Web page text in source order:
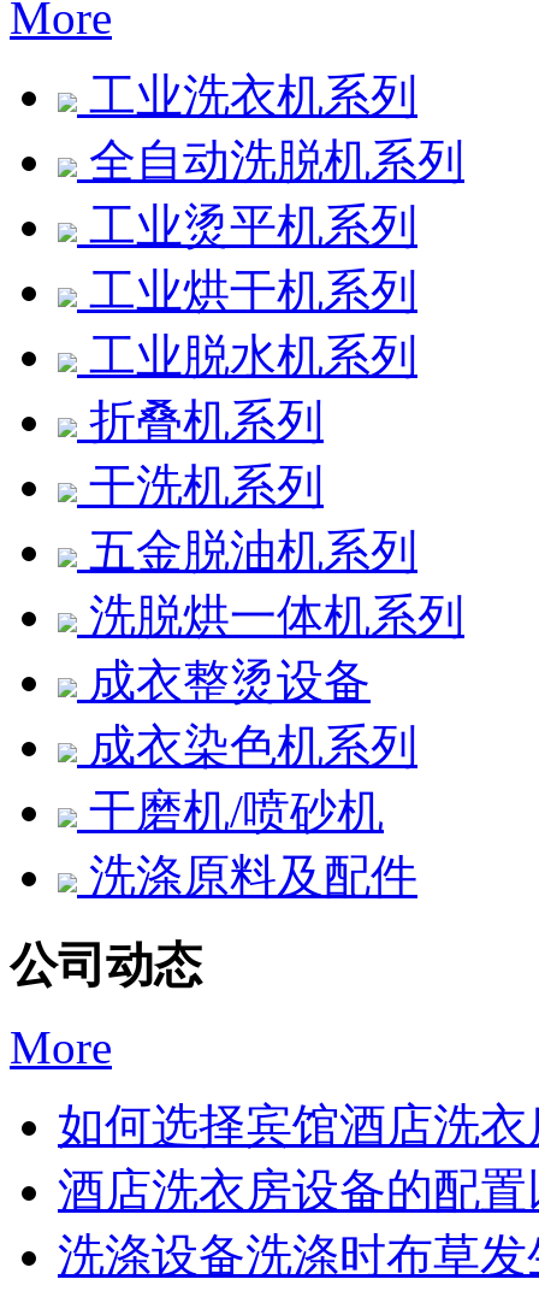
More
工业洗衣机系列
全自动洗脱机系列
工业烫平机系列
工业烘干机系列
工业脱水机系列
折叠机系列
干洗机系列
五金脱油机系列
洗脱烘一体机系列
成衣整烫设备
成衣染色机系列
干磨机/喷砂机
洗涤原料及配件
公司动态
More
如何选择宾馆酒店洗衣
酒店洗衣房设备的配置
洗涤设备洗涤时布草发